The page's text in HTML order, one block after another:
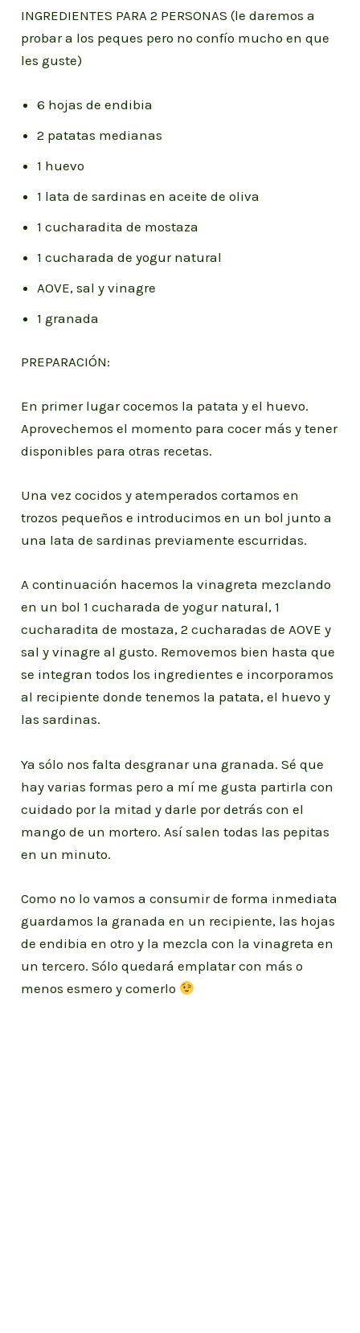
INGREDIENTES PARA 2 PERSONAS (le daremos a
probar a los peques pero no confío mucho en que
les guste)
6 hojas de endibia
2 patatas medianas
1 huevo
1 lata de sardinas en aceite de oliva
1 cucharadita de mostaza
1 cucharada de yogur natural
AOVE, sal y vinagre
1 granada
PREPARACIÓN:
En primer lugar cocemos la patata y el huevo.
Aprovechemos el momento para cocer más y tener
disponibles para otras recetas.
Una vez cocidos y atemperados cortamos en
trozos pequeños e introducimos en un bol junto a
una lata de sardinas previamente escurridas.
A continuación hacemos la vinagreta mezclando
en un bol 1 cucharada de yogur natural, 1
cucharadita de mostaza, 2 cucharadas de AOVE y
sal y vinagre al gusto. Removemos bien hasta que
se integran todos los ingredientes e incorporamos
al recipiente donde tenemos la patata, el huevo y
las sardinas.
Ya sólo nos falta desgranar una granada. Sé que
hay varias formas pero a mí me gusta partirla con
cuidado por la mitad y darle por detrás con el
mango de un mortero. Así salen todas las pepitas
en un minuto.
Como no lo vamos a consumir de forma inmediata
guardamos la granada en un recipiente, las hojas
de endibia en otro y la mezcla con la vinagreta en
un tercero. Sólo quedará emplatar con más o
menos esmero y comerlo